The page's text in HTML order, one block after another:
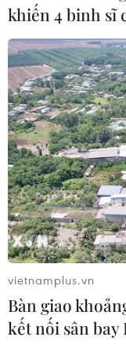
CƠ QUAN CHỦ QUẢN:
Tổng Biên tập:
Phó Tổng Biên tập:
THỦY
Sở hữu trí tuệ
RSS
Ngôn ngữ
Dịch vụ tin
khiến 4 binh sĩ
vietnamplus.vn
Bàn giao
kết nối sân bay